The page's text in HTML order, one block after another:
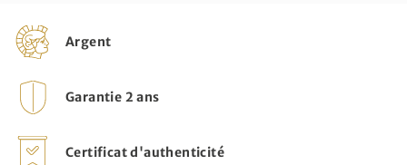
Argent
Garantie 2 ans
Certificat d'authenticité